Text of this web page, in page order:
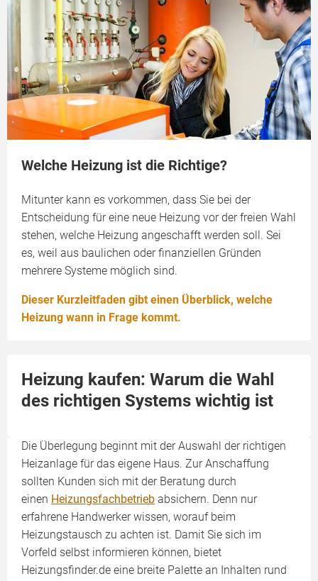
Welche Heizung ist die Richtige?
Mitunter kann es vorkommen, dass Sie bei der
Entscheidung für eine neue Heizung vor der freien Wahl
stehen, welche Heizung angeschafft werden soll. Sei
es, weil aus baulichen oder finanziellen Gründen
mehrere Systeme möglich sind.
Dieser Kurzleitfaden gibt einen Überblick, welche
Heizung wann in Frage kommt.
Heizung kaufen: Warum die Wahl
des richtigen Systems wichtig ist
Die Überlegung beginnt mit der Auswahl der richtigen
Heizanlage für das eigene Haus. Zur Anschaffung
sollten Kunden sich mit der Beratung durch
einen Heizungsfachbetrieb absichern. Denn nur
erfahrene Handwerker wissen, worauf beim
Heizungstausch zu achten ist. Damit Sie sich im
Vorfeld selbst informieren können, bietet
Heizungsfinder.de eine breite Palette an Inhalten rund